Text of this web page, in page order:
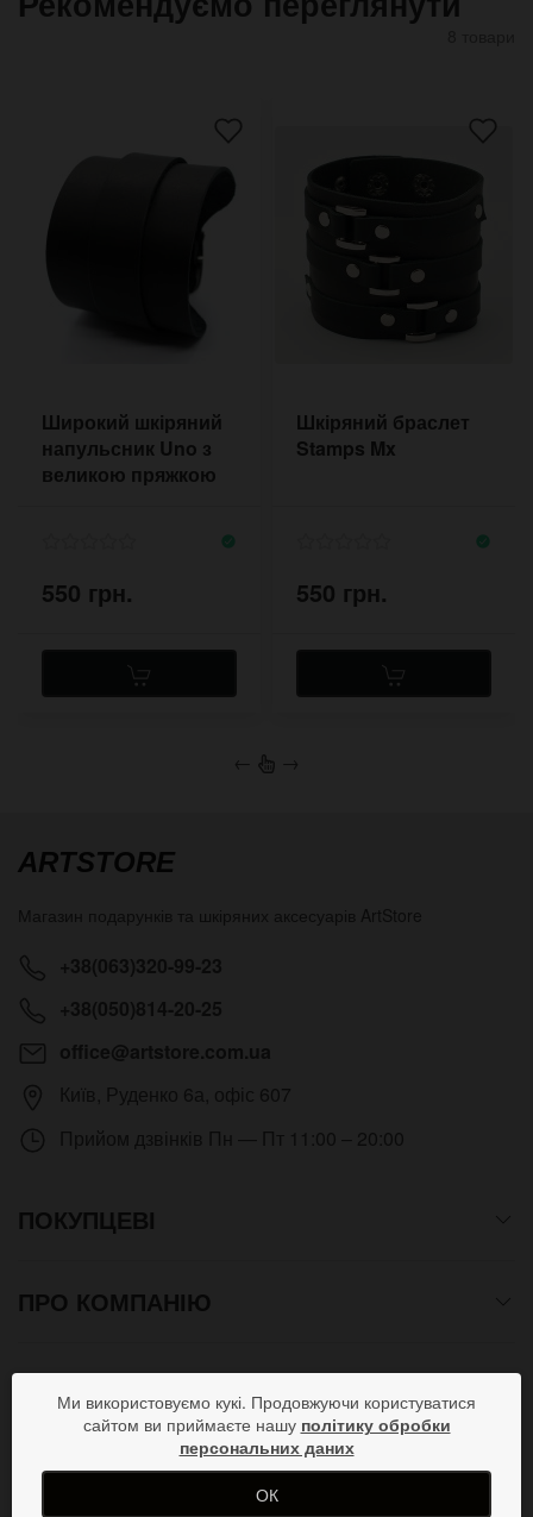
Широкий шкіряний
напульсник Uno з
великою пряжкою
550 грн.
Шкіряний браслет
Stamps Mx
550 грн.
← →
ARTSTORE
ПОКУПЦЕВІ
ПРО КОМПАНІЮ
СПОСОБИ ОПЛАТИ
ПРИЄДНУЙСЯ В СОЦМЕРЕЖАХ
Ми використовуємо кукі. Продовжуючи користуватися
сайтом ви приймаєте нашу політику обробки
персональних даних
ОК